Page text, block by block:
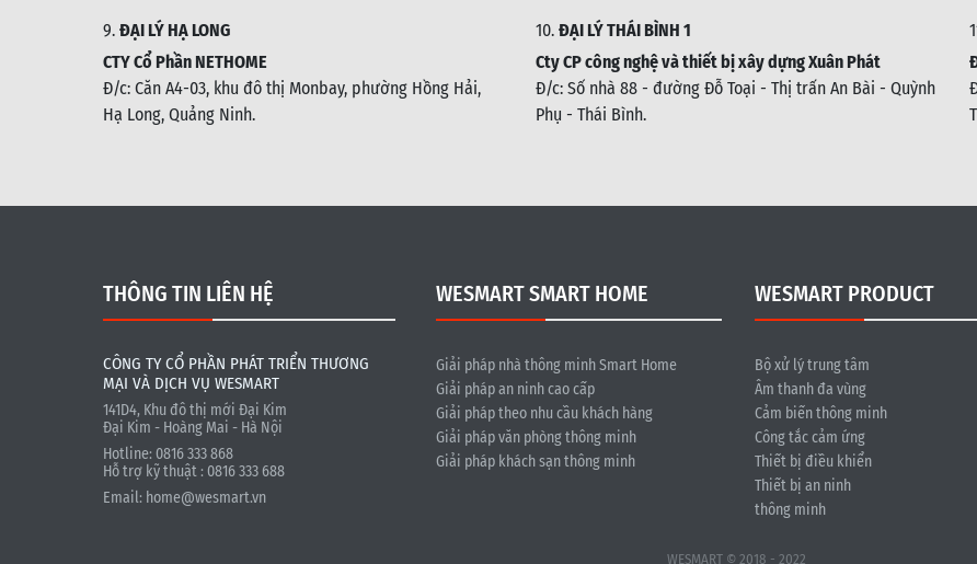
9. ĐẠI LÝ HẠ LONG
CTY Cổ Phần NETHOME
Đ/c: Căn A4-03, khu đô thị Monbay, phường Hồng Hải,
Hạ Long, Quảng Ninh.
10.ĐẠI LÝ THÁI BÌNH 1
Cty CP công nghệ và thiết bị xây dựng Xuân Phát
Đ/c: Số nhà 88 - đường Đỗ Toại - Thị trấn An Bài - Quỳnh
Phụ - Thái Bình.
THÔNG TIN LIÊN HỆ
CÔNG TY CỔ PHẦN PHÁT TRIỂN THƯƠNG
MẠI VÀ DỊCH VỤ WESMART
141D4, Khu đô thị mới Đại Kim
Đại Kim - Hoàng Mai - Hà Nội
Hotline: 0816 333 868
Hỗ trợ kỹ thuật : 0816 333 688
Email: home@wesmart.vn
WESMART SMART HOME
Giải pháp nhà thông minh Smart Home
Giải pháp an ninh cao cấp
Giải pháp theo nhu cầu khách hàng
Giải pháp văn phòng thông minh
Giải pháp khách sạn thông minh
WESMART PRODUCT
Bộ xử lý trung tâm
Âm thanh đa vùng
Cảm biến thông minh
Công tắc cảm ứng
Thiết bị điều khiển
Thiết bị an ninh
thông minh
WESMART © 2018 - 2022